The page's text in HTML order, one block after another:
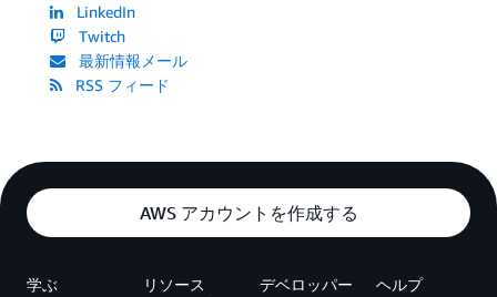
LinkedIn
Twitch
最新情報メール
RSS フィード
AWS アカウントを作成する
学ぶ リソース デベロッパー ヘルプ